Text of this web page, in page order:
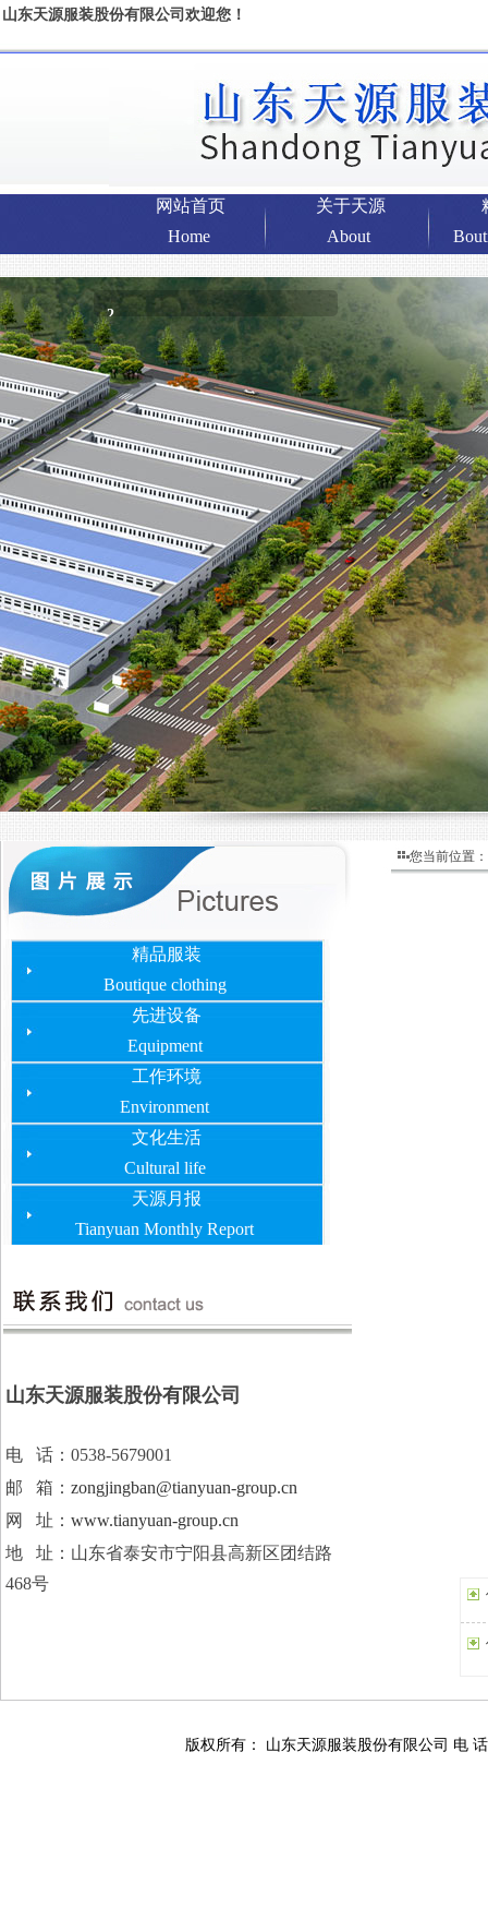
山东天源服装股份有限公司欢迎您！
网站首页
Home
关于天源
About
2
精品服装
Boutique clothing
先进设备
Equipment
工作环境
Environment
文化生活
Cultural life
天源月报
Tianyuan Monthly Report
山东天源服装股份有限公司
电 话：0538-5679001
邮 箱： zongjingban@tianyuan-group.cn
网 址： www.tianyuan-group.cn
地 址： 山东省泰安市宁阳县高新区团结路
468号
您当前位置：
版权所有： 山东天源服装股份有限公司 电